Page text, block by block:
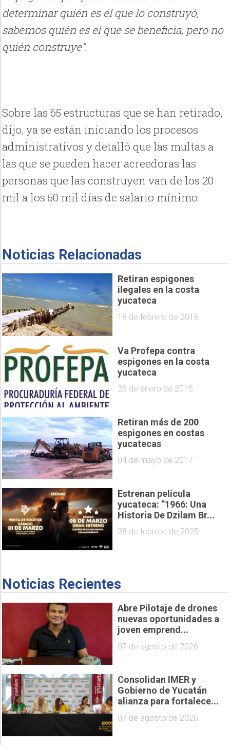
determinar quién es él que lo construyó,
sabemos quién es el que se beneficia, pero no
quién construye”.
Sobre las 65 estructuras que se han retirado,
dijo, ya se están iniciando los procesos
administrativos y detalló que las multas a
las que se pueden hacer acreedoras las
personas que las construyen van de los 20
mil a los 50 mil días de salario mínimo.
Noticias Relacionadas
Retiran espigones
ilegales en la costa
yucateca
18 de febrero de 2016
Va Profepa contra
espigones en la costa
yucateca
26 de enero de 2015
Retiran más de 200
espigones en costas
yucatecas
04 de mayo de 2017
Estrenan película
yucateca: “1966: Una
Historia De Dzilam Br...
28 de febrero de 2025
Noticias Recientes
Abre Pilotaje de drones
nuevas oportunidades a
joven emprend...
07 de agosto de 2026
Consolidan IMER y
Gobierno de Yucatán
alianza para fortalece...
07 de agosto de 2026